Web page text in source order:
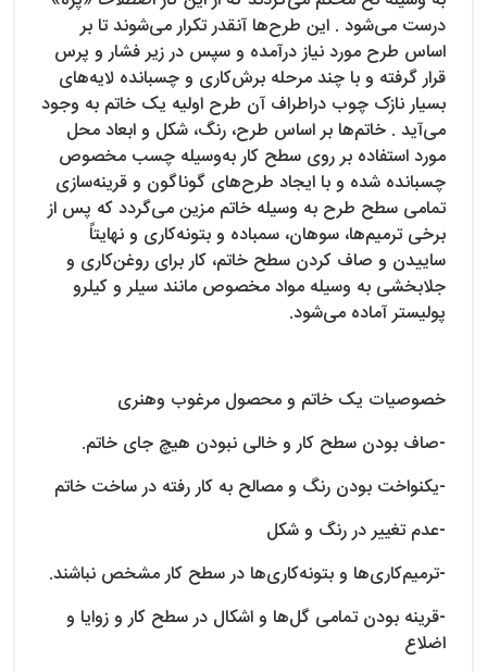
درست می‌شود . این طرح‌ها آنقدر تکرار می‌شوند تا بر
اساس طرح مورد نیاز درآمده و سپس در زیر فشار و پرس
قرار گرفته و با چند مرحله برش‌کاری و چسبانده لایه‌های
بسیار نازک چوب دراطراف آن طرح اولیه یک خاتم به وجود
می‌آید . خاتم‌ها بر اساس طرح، رنگ، شکل و ابعاد محل
مورد استفاده بر روی سطح کار به‌وسیله چسب مخصوص
چسبانده شده و با ایجاد طرح‌های گوناگون و قرینه‌سازی
تمامی سطح طرح به وسیله خاتم مزین می‌گردد که پس از
برخی ترمیم‌ها، سوهان، سمباده و بتونه‌کاری و نهایتاً
ساییدن و صاف کردن سطح خاتم، کار برای روغن‌کاری و
جلابخشی به وسیله مواد مخصوص مانند سیلر و کیلرو
پولیستر آماده می‌شود.
خصوصیات یک خاتم و محصول مرغوب وهنری
-صاف بودن سطح کار و خالی نبودن هیچ جای خاتم.
-یکنواخت بودن رنگ و مصالح به کار رفته در ساخت خاتم
-عدم تغییر در رنگ و شکل
-ترمیم‌کاری‌ها و بتونه‌کاری‌ها در سطح کار مشخص نباشند.
-قرینه بودن تمامی گل‌ها و اشکال در سطح کار و زوایا و
اضلاع